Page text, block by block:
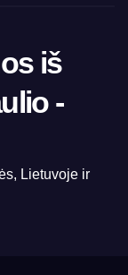
iš
-
Lietuvoje ir